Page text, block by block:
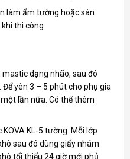
làm ẩm tường hoặc sàn
thi công.
dạng nhão, sau đó
yên 3 – 5 phút cho phụ gia
lần nữa. Có thể thêm
KL-5 tường. Mỗi lớp
sau đó dùng giấy nhám
tối thiểu 24 giờ mới phủ